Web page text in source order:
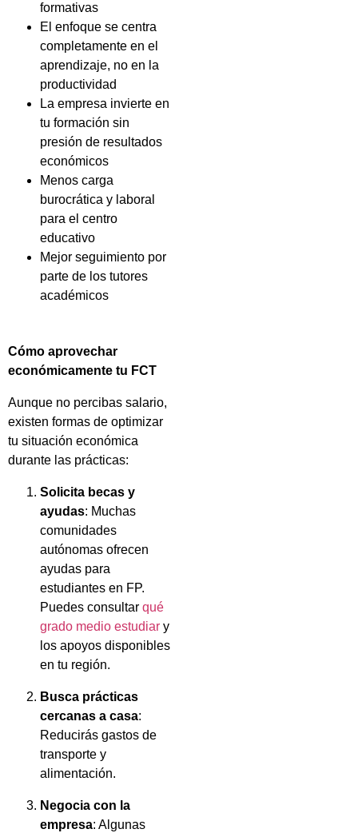
formativas
El enfoque se centra
completamente en el
aprendizaje, no en la
productividad
La empresa invierte en
tu formación sin
presión de resultados
económicos
Menos carga
burocrática y laboral
para el centro
educativo
Mejor seguimiento por
parte de los tutores
académicos
Cómo aprovechar
económicamente tu FCT
Aunque no percibas salario,
existen formas de optimizar
tu situación económica
durante las prácticas:
Solicita becas y
ayudas: Muchas
comunidades
autónomas ofrecen
ayudas para
estudiantes en FP.
Puedes consultar qué
grado medio estudiar y
los apoyos disponibles
en tu región.
Busca prácticas
cercanas a casa:
Reducirás gastos de
transporte y
alimentación.
Negocia con la
empresa: Algunas